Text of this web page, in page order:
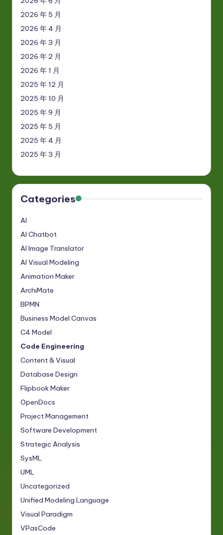
2026 年 5 月
2026 年 4 月
2026 年 3 月
2026 年 2 月
2026 年 1 月
2025 年 12 月
2025 年 10 月
2025 年 9 月
2025 年 5 月
2025 年 4 月
2025 年 3 月
Categories
AI
AI Chatbot
AI Image Translator
AI Visual Modeling
Animation Maker
ArchiMate
BPMN
Business Model Canvas
C4 Model
Code Engineering
Content & Visual
Database Design
Flipbook Maker
OpenDocs
Project Management
Software Development
Strategic Analysis
SysML
UML
Uncategorized
Unified Modeling Language
Visual Paradigm
VPasCode